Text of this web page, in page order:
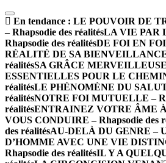
En tendance : LE POUVOIR DE
– Rhapsodie des réalitésLA VIE PAR
Rhapsodie des réalitésDE FOI EN FOI
RÉALITÉ DE SA BIENVEILLANCE
réalitésSA GRÂCE
ESSENTIELLES POUR LE
réalitésLE PHÉNOMÈNE DU SALUT
réalitésNOTRE FOI MUTUELLE –
réalitésENTRAINEZ VOTRE ÂME À
VOUS CONDUIRE – Rhapsodie des
des réalitésAU-DELÀ DU GENRE –
D’HOMME AVEC UNE VIE
Rhapsodie des réalitésIL Y A